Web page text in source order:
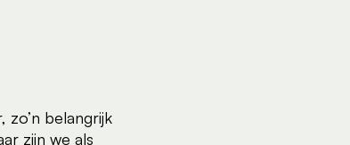
belangrijk
zijn we als